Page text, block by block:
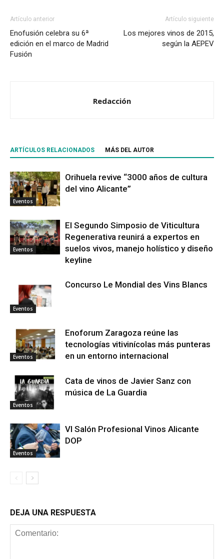
Artículo anterior
Enofusión celebra su 6ª
edición en el marco de Madrid
Fusión
Artículo siguiente
Los mejores vinos de 2015,
según la AEPEV
Redacción
ARTÍCULOS RELACIONADOS MÁS DEL AUTOR
Eventos
Orihuela revive “3000 años de cultura
del vino Alicante”
Eventos
El Segundo Simposio de Viticultura
Regenerativa reunirá a expertos en
suelos vivos, manejo holístico y diseño
keyline
Eventos
Concurso Le Mondial des Vins Blancs
Eventos
Enoforum Zaragoza reúne las
tecnologías vitivinícolas más punteras
en un entorno internacional
Eventos
Cata de vinos de Javier Sanz con
música de La Guardia
Eventos
VI Salón Profesional Vinos Alicante
DOP
DEJA UNA RESPUESTA